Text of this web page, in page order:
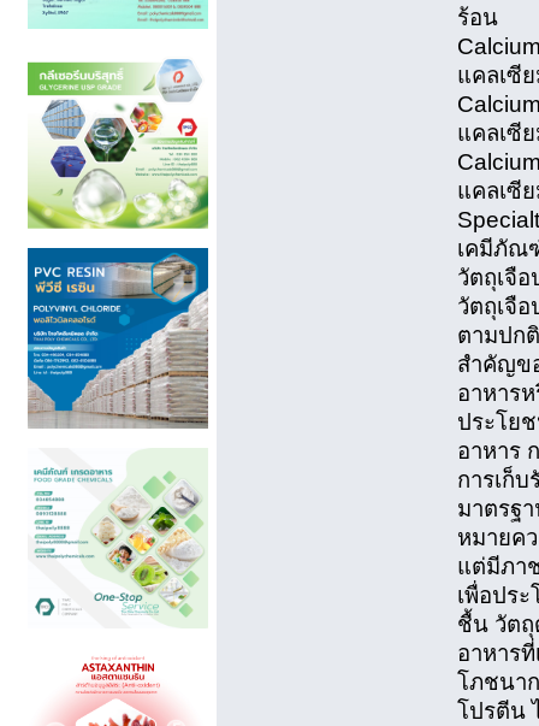
ร้อน
แคลเซี
แคลเซีย
แคลเซี
เคมีภัณ
วัตถุเจื
วัตถุเจื
ตามปก
สำคัญข
อาหาร
ประโย
อาหาร
การเก็
มาตรฐ
หมายค
แต่มีภา
เพื่อปร
ชื้น วัตถุ
อาหาร
โภชนา
โปรตีน